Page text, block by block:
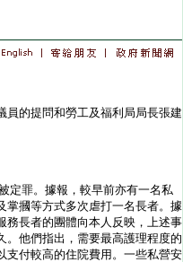
的提問和勞工及福利局局長張建
罪。據報，較早前亦有一名私
掌摑等方式多次虐打一名長者。據
務長者的團體向本人反映，上述事
。他們指出，需要最高護理程度的
支付較高的住院費用。一些私營安